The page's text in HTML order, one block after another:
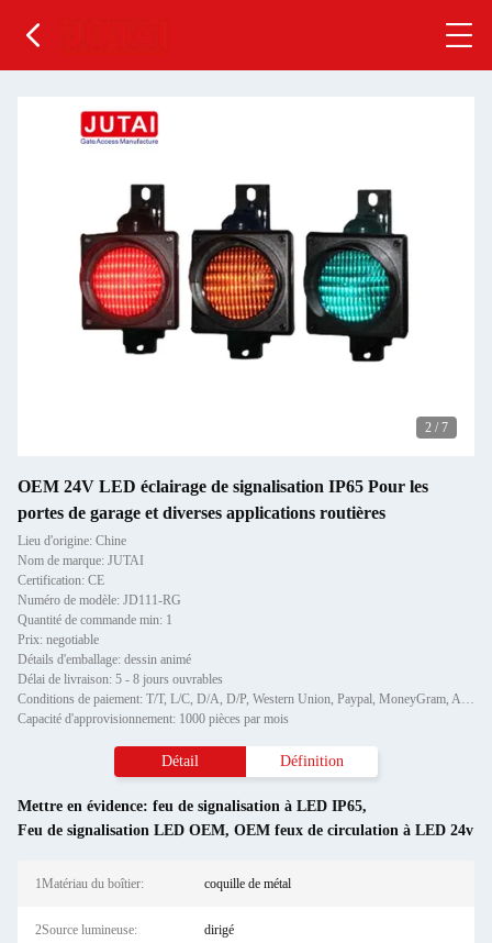
2 / 7
OEM 24V LED éclairage de signalisation IP65 Pour les
portes de garage et diverses applications routières
Lieu d'origine: Chine
Nom de marque: JUTAI
Certification: CE
Numéro de modèle: JD111-RG
Quantité de commande min: 1
Prix: negotiable
Détails d'emballage: dessin animé
Délai de livraison: 5 - 8 jours ouvrables
Conditions de paiement: T/T, L/C, D/A, D/P, Western Union, Paypal, MoneyGram, Alipay
Capacité d'approvisionnement: 1000 pièces par mois
Détail Définition
Mettre en évidence: feu de signalisation à LED IP65,
Feu de signalisation LED OEM, OEM feux de circulation à LED 24v
1Matériau du boîtier: coquille de métal
2Source lumineuse: dirigé